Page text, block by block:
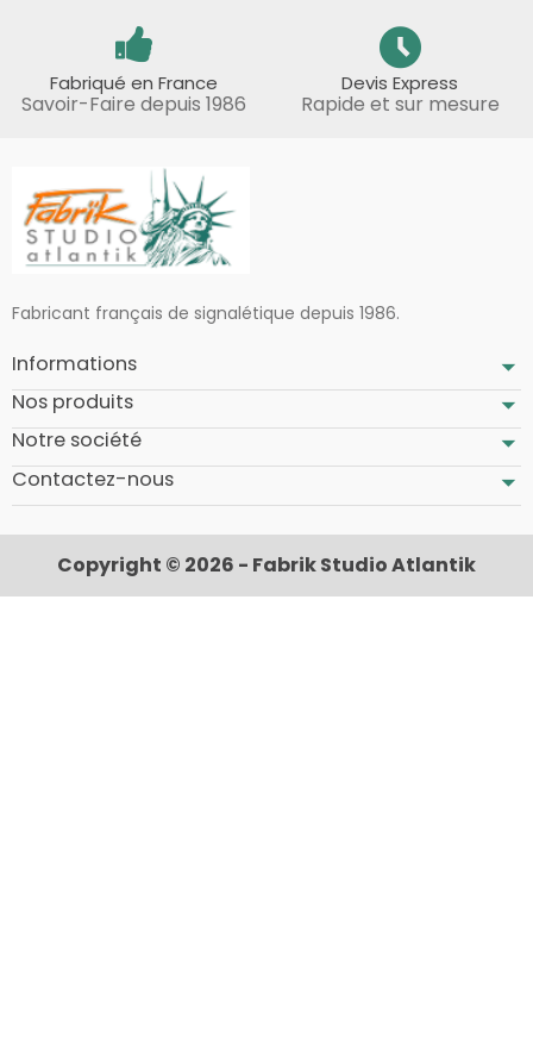
Fabriqué en France
Savoir-Faire depuis 1986
Devis Express
Rapide et sur mesure
Fabricant français de signalétique depuis 1986.
Informations
Nos produits
Notre société
Contactez-nous
Copyright © 2026 - Fabrik Studio Atlantik